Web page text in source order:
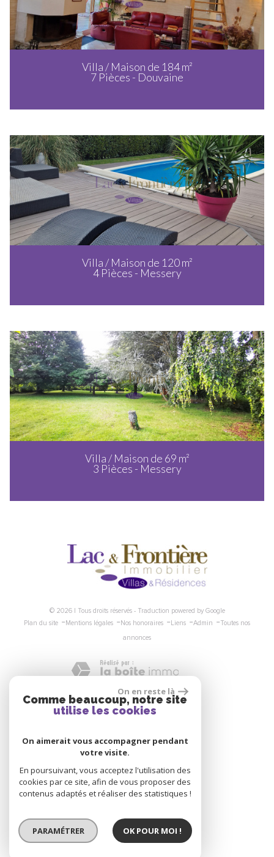
Villa / Maison de 184 m²
7 Pièces - Douvaine
Villa / Maison de 120 m²
4 Pièces - Messery
Villa / Maison de 69 m²
3 Pièces - Messery
© 2026 | Tous droits réservés - Traduction powered by Google
Plan du site -Mentions légales -Nos honoraires -Liens -Admin -Toutes nos
annonces
Nous suivre
Se connecter
Espace propriétaire
On en reste là
Comme beaucoup, notre site
utilise les cookies
On aimerait vous accompagner pendant
votre visite.
En poursuivant, vous acceptez l'utilisation des
cookies par ce site, afin de vous proposer des
contenus adaptés et réaliser des statistiques !
PARAMÉTRER OK POUR MOI !